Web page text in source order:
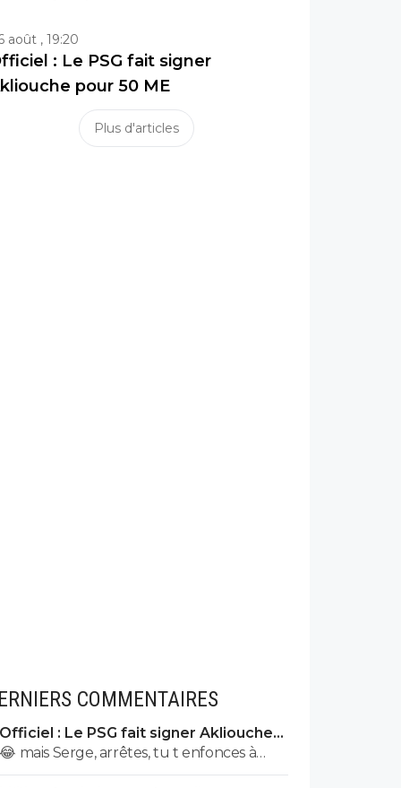
août , 19:20
: Le PSG fait signer
pour 50 ME
Plus d'articles
COMMENTAIRES
Officiel : Le PSG fait signer Akliouche
pour 50 ME
😂 mais Serge, arrêtes, tu t enfonces à
raconter n’importe quoi, tu supposes de la